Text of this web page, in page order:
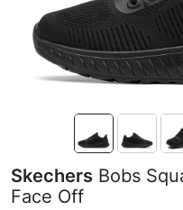
Skechers Bobs
Face Off